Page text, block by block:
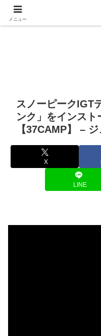
スノーピークIGT
ンク」をインスト
【37CAMP】 –
X
LINE
メニュー